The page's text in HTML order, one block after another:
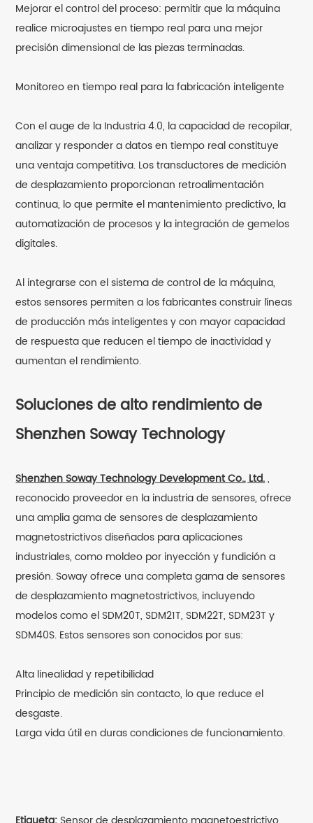
Mejorar el control del proceso: permitir que la máquina
realice microajustes en tiempo real para una mejor
precisión dimensional de las piezas terminadas.
Monitoreo en tiempo real para la fabricación inteligente
Con el auge de la Industria 4.0, la capacidad de recopilar,
analizar y responder a datos en tiempo real constituye
una ventaja competitiva. Los transductores de medición
de desplazamiento proporcionan retroalimentación
continua, lo que permite el mantenimiento predictivo, la
automatización de procesos y la integración de gemelos
digitales.
Al integrarse con el sistema de control de la máquina,
estos sensores permiten a los fabricantes construir líneas
de producción más inteligentes y con mayor capacidad
de respuesta que reducen el tiempo de inactividad y
aumentan el rendimiento.
Soluciones de alto rendimiento de
Shenzhen Soway Technology
Shenzhen Soway Technology Development Co., Ltd.,
reconocido proveedor en la industria de sensores, ofrece
una amplia gama de sensores de desplazamiento
magnetostrictivos diseñados para aplicaciones
industriales, como moldeo por inyección y fundición a
presión. Soway ofrece una completa gama de sensores
de desplazamiento magnetostrictivos, incluyendo
modelos como el SDM20T, SDM21T, SDM22T, SDM23T y
SDM40S. Estos sensores son conocidos por sus:
Alta linealidad y repetibilidad
Principio de medición sin contacto, lo que reduce el
desgaste.
Larga vida útil en duras condiciones de funcionamiento.